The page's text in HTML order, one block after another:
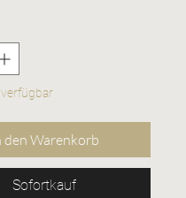
den Warenkorb
Sofortkauf